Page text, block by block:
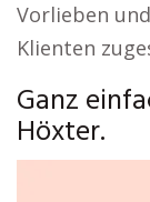
Vorlieben
Klienten
Ganz
Höxter.